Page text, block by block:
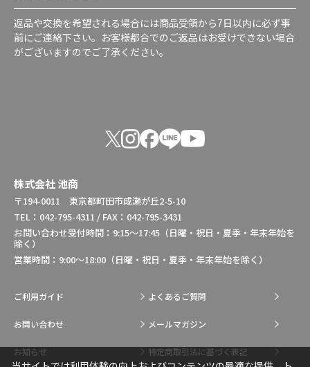
返品や交換を希望される場合には商品受領から7日以内に必ず事
前にご連絡下さい。お客様都合でのご返品はお受けできない場合
がございますのでご了承ください。
株式会社 池商
〒194-0011 東京都町田市成瀬が丘2-5-10
TEL：042-795-4311 / FAX：042-795-3431
お問い合わせ受付時間：9:15～17:45（日曜・祝日・夏季・年末年始を
除く）
営業時間：9:00～18:00（日曜・祝日・夏季・年末年始を除く）
ご利用ガイド よくあるご質問
お問い合わせ メールマガジン
お知らせ 特定商取引法に基づく表記